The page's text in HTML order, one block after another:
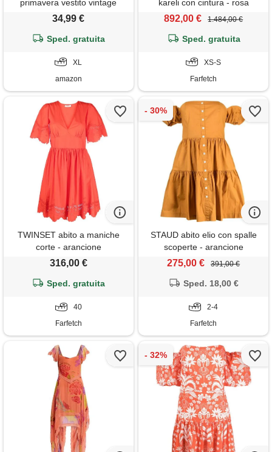
primavera vestito vintage
retrò con tasche vestito
casual dritto camicia lunga
34,99 €
Sped. gratuita
XL
amazon
kareli con cintura - rosa
892,00 € 1.484,00 €
Sped. gratuita
XS-S
Farfetch
TWINSET abito a maniche
corte - arancione
316,00 €
Sped. gratuita
40
Farfetch
STAUD abito elio con spalle
scoperte - arancione
275,00 € 391,00 €
Sped. 18,00 €
2-4
Farfetch